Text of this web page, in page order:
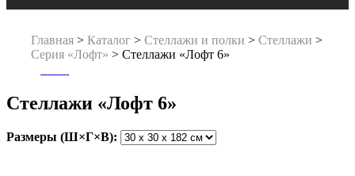
Главная >Каталог >Стеллажи и полки >Стеллажи >
Серия «Лофт» >Стеллажи «Лофт 6»
Стеллажи «Лофт 6»
Размеры (Ш×Г×В):